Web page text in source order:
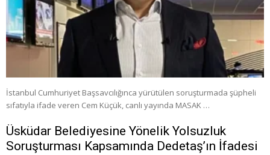
İstanbul Cumhuriyet Başsavcılığınca yürütülen soruşturmada şüpheli
sıfatıyla ifade veren Cem Küçük, canlı yayında MASAK …
Üsküdar Belediyesine Yönelik Yolsuzluk
Soruşturması Kapsamında Dedetaş’ın İfadesi